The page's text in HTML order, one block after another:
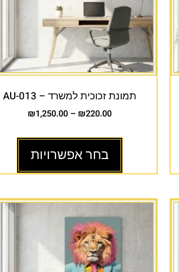
תמונת זכוכית למשרד – AU-013
₪220.00
–
₪1,250.00
בחר אפשרויות